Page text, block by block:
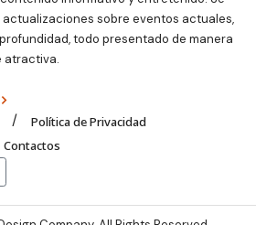
sobre eventos actuales,
todo presentado de manera
atractiva.
Política de Privacidad
Contactos